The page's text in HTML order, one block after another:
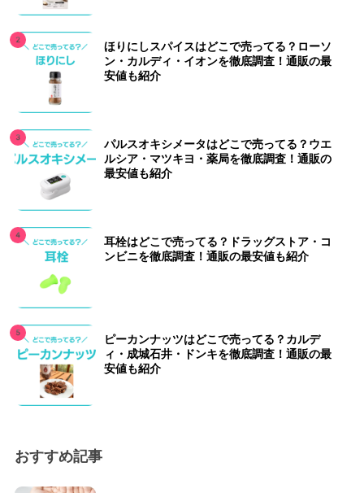
ほりにしスパイスはどこで売ってる？ローソ
ン・カルディ・イオンを徹底調査！通販の最
安値も紹介
パルスオキシメータはどこで売ってる？ウエ
ルシア・マツキヨ・薬局を徹底調査！通販の
最安値も紹介
耳栓はどこで売ってる？ドラッグストア・コ
ンビニを徹底調査！通販の最安値も紹介
ピーカンナッツはどこで売ってる？カルデ
ィ・成城石井・ドンキを徹底調査！通販の最
安値も紹介
おすすめ記事